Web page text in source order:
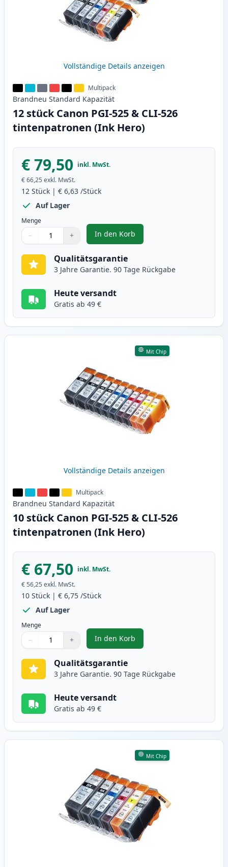
Vollständige Details anzeigen
Multipack
Brandneu Standard Kapazität
12 stück Canon PGI-525 & CLI-526
tintenpatronen (Ink Hero)
€ 79,50 inkl. MwSt.
€ 66,25 exkl. MwSt.
12 Stück | € 6,63 /Stück
Auf Lager
Menge
Verwenden Sie die Tasten, um anzupassen
− +
1
In den Korb
, 12 stück Canon PGI-525 &
Qualitätsgarantie
3 Jahre Garantie. 90 Tage Rückgabe
Heute versandt
Gratis ab 49 €
Mit Chip
Vollständige Details anzeigen
Multipack
Brandneu Standard Kapazität
10 stück Canon PGI-525 & CLI-526
tintenpatronen (Ink Hero)
€ 67,50 inkl. MwSt.
€ 56,25 exkl. MwSt.
10 Stück | € 6,75 /Stück
Auf Lager
Menge
Verwenden Sie die Tasten, um anzupassen
− +
1
In den Korb
, 10 stück Canon PGI-525 &
Qualitätsgarantie
3 Jahre Garantie. 90 Tage Rückgabe
Heute versandt
Gratis ab 49 €
Mit Chip